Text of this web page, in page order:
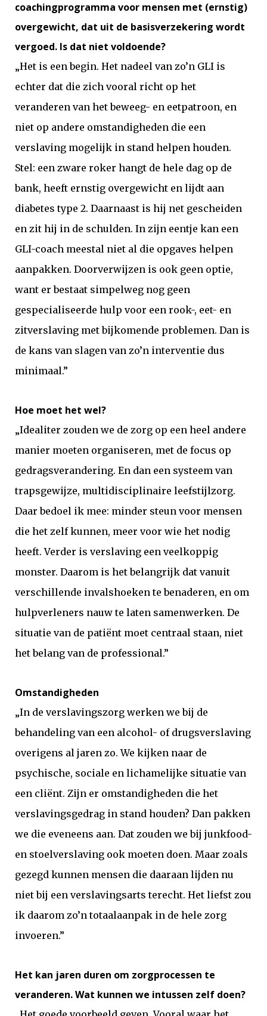
coachingprogramma voor mensen met (ernstig)
overgewicht, dat uit de basisverzekering wordt
vergoed. Is dat niet voldoende?
„Het is een begin. Het nadeel van zo’n GLI is
echter dat die zich vooral richt op het
veranderen van het beweeg- en eetpatroon, en
niet op andere omstandigheden die een
verslaving mogelijk in stand helpen houden.
Stel: een zware roker hangt de hele dag op de
bank, heeft ernstig overgewicht en lijdt aan
diabetes type 2. Daarnaast is hij net gescheiden
en zit hij in de schulden. In zijn eentje kan een
GLI-coach meestal niet al die opgaves helpen
aanpakken. Doorverwijzen is ook geen optie,
want er bestaat simpelweg nog geen
gespecialiseerde hulp voor een rook-, eet- en
zitverslaving met bijkomende problemen. Dan is
de kans van slagen van zo’n interventie dus
minimaal.”
Hoe moet het wel?
„Idealiter zouden we de zorg op een heel andere
manier moeten organiseren, met de focus op
gedragsverandering. En dan een systeem van
trapsgewijze, multidisciplinaire leefstijlzorg.
Daar bedoel ik mee: minder steun voor mensen
die het zelf kunnen, meer voor wie het nodig
heeft. Verder is verslaving een veelkoppig
monster. Daarom is het belangrijk dat vanuit
verschillende invalshoeken te benaderen, en om
hulpverleners nauw te laten samenwerken. De
situatie van de patiënt moet centraal staan, niet
het belang van de professional.”
Omstandigheden
„In de verslavingszorg werken we bij de
behandeling van een alcohol- of drugsverslaving
overigens al jaren zo. We kijken naar de
psychische, sociale en lichamelijke situatie van
een cliënt. Zijn er omstandigheden die het
verslavingsgedrag in stand houden? Dan pakken
we die eveneens aan. Dat zouden we bij junkfood-
en stoelverslaving ook moeten doen. Maar zoals
gezegd kunnen mensen die daaraan lijden nu
niet bij een verslavingsarts terecht. Het liefst zou
ik daarom zo’n totaalaanpak in de hele zorg
invoeren.”
Het kan jaren duren om zorgprocessen te
veranderen. Wat kunnen we intussen zelf doen?